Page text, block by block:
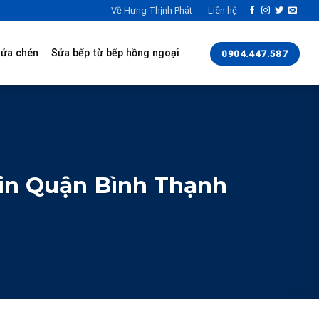
Về Hưng Thịnh Phát Liên hệ
chén Sửa bếp từ bếp hồng ngoại 0904.447.587
Quận Bình Thạnh